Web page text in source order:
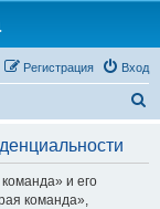
Вход
Регистрация
и его
команда»,